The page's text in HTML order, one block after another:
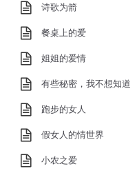
诗歌为箭
餐桌上的爱
姐姐的爱情
有些秘密，我不想知道
跑步的女人
假女人的情世界
小农之爱